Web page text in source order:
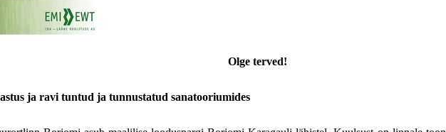
Olge terved!
ja ravi tuntud ja tunnustatud sanatooriumides